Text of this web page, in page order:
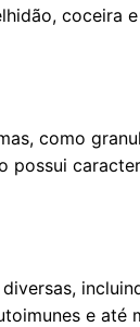
coceira
como
possui
e até